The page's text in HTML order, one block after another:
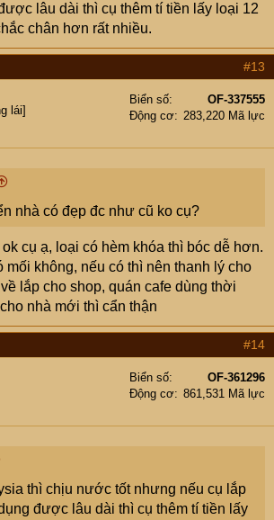
lâu dài thì cụ thêm tí tiền lấy loại 12
chân hơn rất nhiều.
#13
lái]
Biển số
OF-337555
Động cơ
283,220 Mã lực
nhà có đẹp đc như cũ ko cụ?
cụ ạ, loại có hèm khóa thì bóc dễ hơn.
mối không, nếu có thì nên thanh lý cho
lắp cho shop, quán cafe dùng thời
nhà mới thì cẩn thận
#14
Biển số
OF-361296
Động cơ
861,531 Mã lực
thì chịu nước tốt nhưng nếu cụ lắp
được lâu dài thì cụ thêm tí tiền lấy